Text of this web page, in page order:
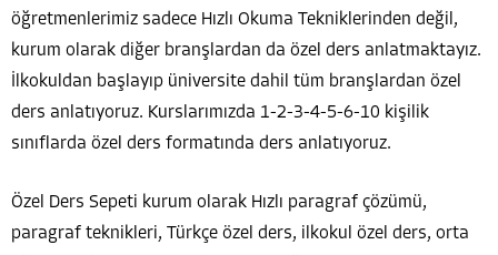
öğretmenlerimiz sadece Hızlı Okuma Tekniklerinden değil,
kurum olarak diğer branşlardan da özel ders anlatmaktayız.
İlkokuldan başlayıp üniversite dahil tüm branşlardan özel
ders anlatıyoruz. Kurslarımızda 1-2-3-4-5-6-10 kişilik
sınıflarda özel ders formatında ders anlatıyoruz.
Özel Ders Sepeti kurum olarak Hızlı paragraf çözümü,
paragraf teknikleri, Türkçe özel ders, ilkokul özel ders, orta